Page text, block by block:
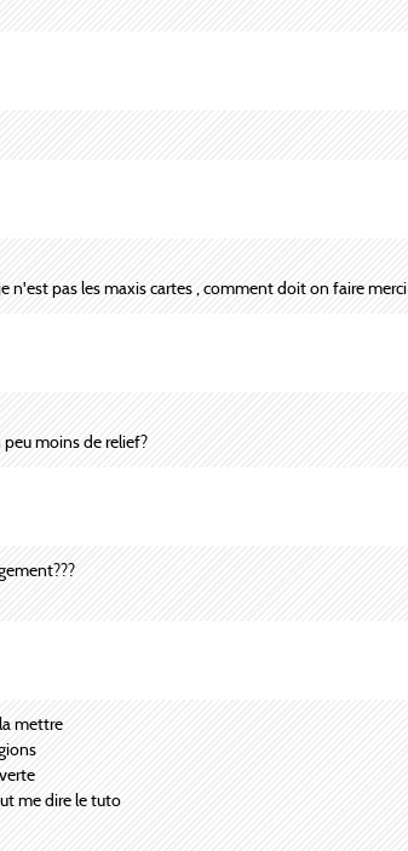
n'est pas les maxis cartes , comment doit on faire merci
moins de relief?
mettre
me dire le tuto